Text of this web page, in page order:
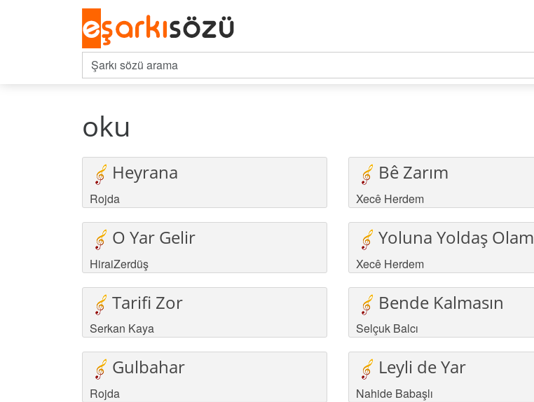
oku
Heyrana
Rojda
Bê Zarım
Xecê Herdem
O Yar Gelir
HiraiZerdüş
Yoluna Yoldaş Olam
Xecê Herdem
Tarifi Zor
Serkan Kaya
Bende Kalmasın
Selçuk Balcı
Gulbahar
Rojda
Leyli de Yar
Nahide Babaşlı